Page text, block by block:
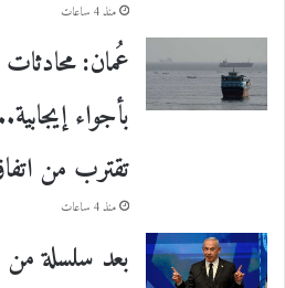
منذ 4 ساعات
عُمان:
بأجواء
تقترب من
منذ 4 ساعات
بعد سلسلة من